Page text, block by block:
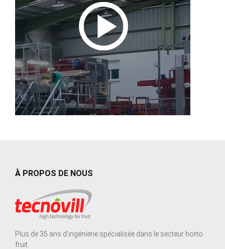
À PROPOS DE NOUS
Plus de 35 ans d’ingénierie spécialisée dans le secteur horto
fruit.